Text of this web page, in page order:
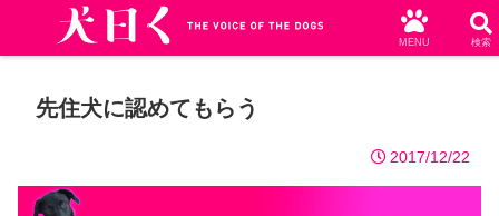
先住犬に認めてもらう
2017/12/22
MENU 検索